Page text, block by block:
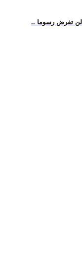
لن تفرض رسوما